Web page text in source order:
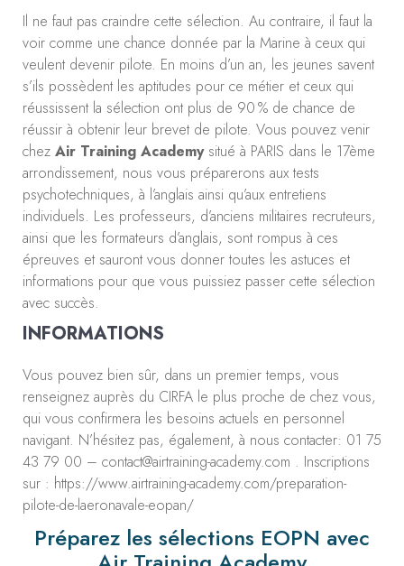
Il ne faut pas craindre cette sélection. Au contraire, il faut la
voir comme une chance donnée par la Marine à ceux qui
veulent devenir pilote. En moins d’un an, les jeunes savent
s’ils possèdent les aptitudes pour ce métier et ceux qui
réussissent la sélection ont plus de 90 % de chance de
réussir à obtenir leur brevet de pilote. Vous pouvez venir
chez Air Training Academysitué à PARIS dans le 17ème
arrondissement, nous vous préparerons aux tests
psychotechniques, à l’anglais ainsi qu’aux entretiens
individuels. Les professeurs, d’anciens militaires recruteurs,
ainsi que les formateurs d’anglais, sont rompus à ces
épreuves et sauront vous donner toutes les astuces et
informations pour que vous puissiez passer cette sélection
avec succès.
INFORMATIONS
Vous pouvez bien sûr, dans un premier temps, vous
renseignez auprès du CIRFA le plus proche de chez vous,
qui vous confirmera les besoins actuels en personnel
navigant. N’hésitez pas, également, à nous contacter: 01 75
43 79 00 – contact@airtraining-academy.com . Inscriptions
sur : https://www.airtraining-academy.com/preparation-
pilote-de-laeronavale-eopan/
Préparez les sélections EOPN avec